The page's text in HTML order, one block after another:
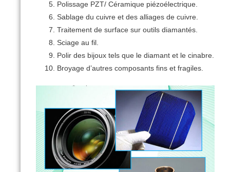
Polissage PZT/ Céramique piézoélectrique.
Sablage du cuivre et des alliages de cuivre.
Traitement de surface sur outils diamantés.
Sciage au fil.
Polir des bijoux tels que le diamant et le cinabre.
Broyage d’autres composants fins et fragiles.